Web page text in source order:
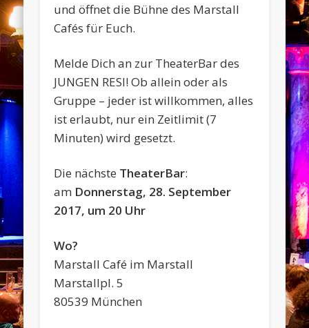
und öffnet die Bühne des Marstall
Cafés für Euch.
Melde Dich an zur TheaterBar des
JUNGEN RESI! Ob allein oder als
Gruppe – jeder ist willkommen, alles
ist erlaubt, nur ein Zeitlimit (7
Minuten) wird gesetzt.
Die nächste TheaterBar:
am Donnerstag, 28. September
2017, um 20 Uhr
Wo?
Marstall Café im Marstall
Marstallpl. 5
80539 München